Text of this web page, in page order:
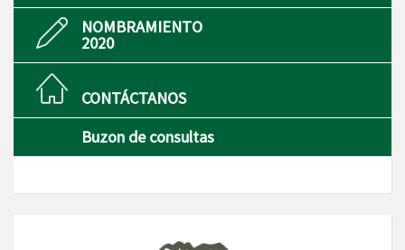
NOMBRAMIENTO
2020
CONTÁCTANOS
Buzon de consultas